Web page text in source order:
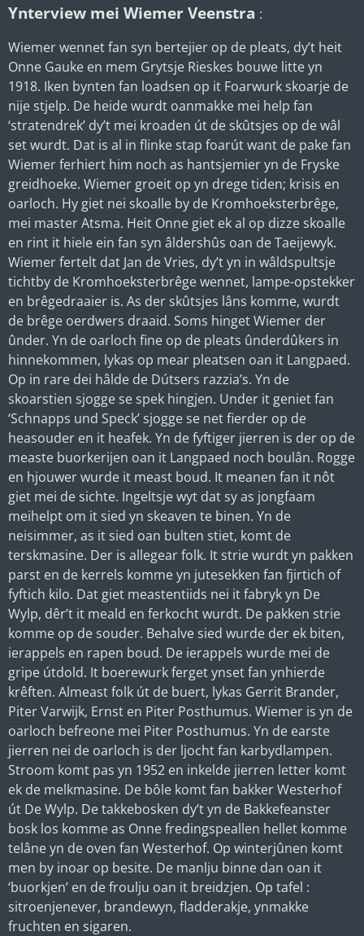
Ynterview mei Wiemer Veenstra :
Wiemer wennet fan syn bertejier op de pleats, dy’t heit
Onne Gauke en mem Grytsje Rieskes bouwe litte yn
1918. Iken bynten fan loadsen op it Foarwurk skoarje de
nije stjelp. De heide wurdt oanmakke mei help fan
‘stratendrek’ dy’t mei kroaden út de skûtsjes op de wâl
set wurdt. Dat is al in flinke stap foarút want de pake fan
Wiemer ferhiert him noch as hantsjemier yn de Fryske
greidhoeke. Wiemer groeit op yn drege tiden; krisis en
oarloch. Hy giet nei skoalle by de Kromhoeksterbrêge,
mei master Atsma. Heit Onne giet ek al op dizze skoalle
en rint it hiele ein fan syn âldershûs oan de Taeijewyk.
Wiemer fertelt dat Jan de Vries, dy’t yn in wâldspultsje
tichtby de Kromhoeksterbrêge wennet, lampe-opstekker
en brêgedraaier is. As der skûtsjes lâns komme, wurdt
de brêge oerdwers draaid. Soms hinget Wiemer der
ûnder. Yn de oarloch fine op de pleats ûnderdûkers in
hinnekommen, lykas op mear pleatsen oan it Langpaed.
Op in rare dei hâlde de Dútsers razzia’s. Yn de
skoarstien sjogge se spek hingjen. Under it geniet fan
‘Schnapps und Speck’ sjogge se net fierder op de
heasouder en it heafek. Yn de fyftiger jierren is der op de
measte buorkerijen oan it Langpaed noch boulân. Rogge
en hjouwer wurde it meast boud. It meanen fan it nôt
giet mei de sichte. Ingeltsje wyt dat sy as jongfaam
meihelpt om it sied yn skeaven te binen. Yn de
neisimmer, as it sied oan bulten stiet, komt de
terskmasine. Der is allegear folk. It strie wurdt yn pakken
parst en de kerrels komme yn jutesekken fan fjirtich of
fyftich kilo. Dat giet meastentiids nei it fabryk yn De
Wylp, dêr’t it meald en ferkocht wurdt. De pakken strie
komme op de souder. Behalve sied wurde der ek biten,
ierappels en rapen boud. De ierappels wurde mei de
gripe útdold. It boerewurk ferget ynset fan ynhierde
krêften. Almeast folk út de buert, lykas Gerrit Brander,
Piter Varwijk, Ernst en Piter Posthumus. Wiemer is yn de
oarloch befreone mei Piter Posthumus. Yn de earste
jierren nei de oarloch is der ljocht fan karbydlampen.
Stroom komt pas yn 1952 en inkelde jierren letter komt
ek de melkmasine. De bôle komt fan bakker Westerhof
út De Wylp. De takkebosken dy’t yn de Bakkefeanster
bosk los komme as Onne fredingspeallen hellet komme
telâne yn de oven fan Westerhof. Op winterjûnen komt
men by inoar op besite. De manlju binne dan oan it
‘buorkjen’ en de froulju oan it breidzjen. Op tafel :
sitroenjenever, brandewyn, fladderakje, ynmakke
fruchten en sigaren.